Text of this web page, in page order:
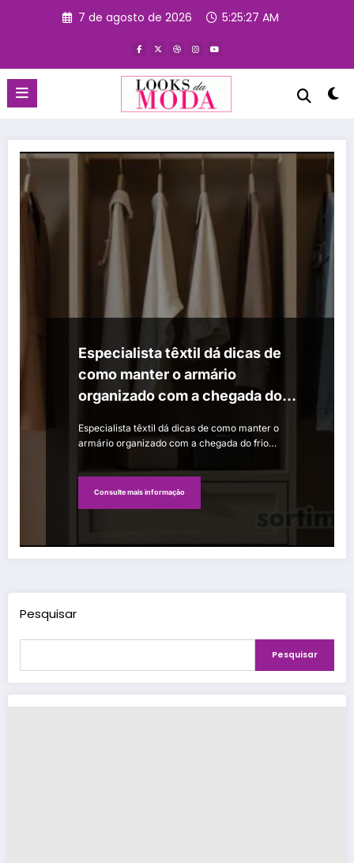
7 de agosto de 2026 5:25:27 AM
Especialista têxtil dá dicas de
como manter o armário
organizado com a chegada do
Especialista têxtil dá dicas de como manter o
armário organizado com a chegada do frio…
Consulte mais informação
Pesquisar
Pesquisar